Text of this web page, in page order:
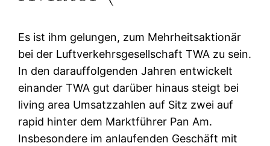
Es ist ihm gelungen, zum Mehrheitsaktionär
bei der Luftverkehrsgesellschaft TWA zu sein.
In den darauffolgenden Jahren entwickelt
einander TWA gut darüber hinaus steigt bei
living area Umsatzzahlen auf Sitz zwei auf
rapid hinter dem Marktführer Pan Am.
Insbesondere im anlaufenden Geschäft mit